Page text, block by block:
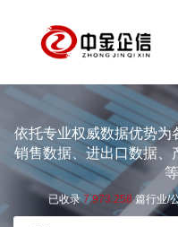
依托专业权威数据优势为
销售数据、进出口数据、
已收录7.973.258篇行业/